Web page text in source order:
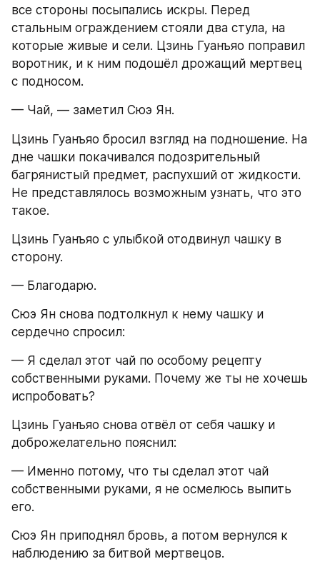
все стороны посыпались искры. Перед
стальным ограждением стояли два стула, на
которые живые и сели. Цзинь Гуанъяо поправил
воротник, и к ним подошёл дрожащий мертвец
с подносом.
— Чай, — заметил Сюэ Ян.
Цзинь Гуанъяо бросил взгляд на подношение. На
дне чашки покачивался подозрительный
багрянистый предмет, распухший от жидкости.
Не представлялось возможным узнать, что это
такое.
Цзинь Гуанъяо с улыбкой отодвинул чашку в
сторону.
— Благодарю.
Сюэ Ян снова подтолкнул к нему чашку и
сердечно спросил:
— Я сделал этот чай по особому рецепту
собственными руками. Почему же ты не хочешь
испробовать?
Цзинь Гуанъяо снова отвёл от себя чашку и
доброжелательно пояснил:
— Именно потому, что ты сделал этот чай
собственными руками, я не осмелюсь выпить
его.
Сюэ Ян приподнял бровь, а потом вернулся к
наблюдению за битвой мертвецов.